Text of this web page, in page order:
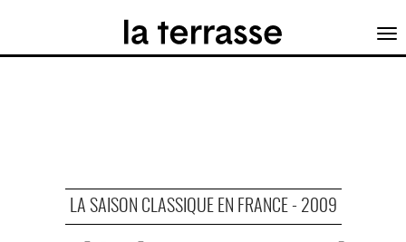
LA SAISON CLASSIQUE EN FRANCE - 2009